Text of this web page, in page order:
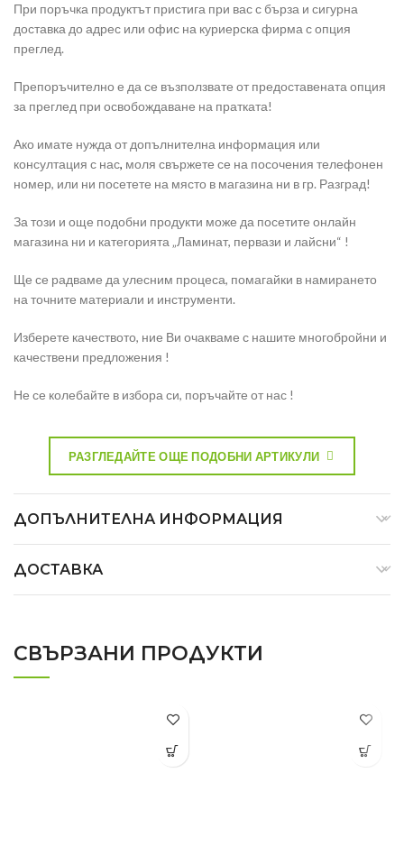
При поръчка продуктът пристига при вас с бърза и сигурна
доставка до адрес или офис на куриерска фирма с опция
преглед.
Препоръчително е да се възползвате от предоставената опция
за преглед при освобождаване на пратката!
Ако имате нужда от допълнителна информация или
консултация с нас, моля свържете се на посочения телефонен
номер, или ни посетете на място в магазина ни в гр. Разград!
За този и още подобни продукти може да посетите онлайн
магазина ни и категорията „Ламинат, первази и лайсни“ !
Ще се радваме да улесним процеса, помагайки в намирането
на точните материали и инструменти.
Изберете качеството, ние Ви очакваме с нашите многобройни и
качествени предложения !
Не се колебайте в избора си, поръчайте от нас !
РАЗГЛЕДАЙТЕ ОЩЕ ПОДОБНИ АРТИКУЛИ
ДОПЪЛНИТЕЛНА ИНФОРМАЦИЯ
ДОСТАВКА
СВЪРЗАНИ ПРОДУКТИ